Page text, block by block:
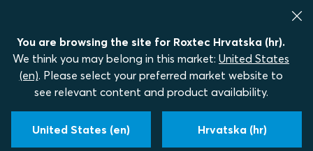
You are browsing the site for Roxtec Hrvatska (hr).
We think you may belong in this market: United States
(en). Please select your preferred market website to
see relevant content and product availability.
United States (en) Hrvatska (hr)